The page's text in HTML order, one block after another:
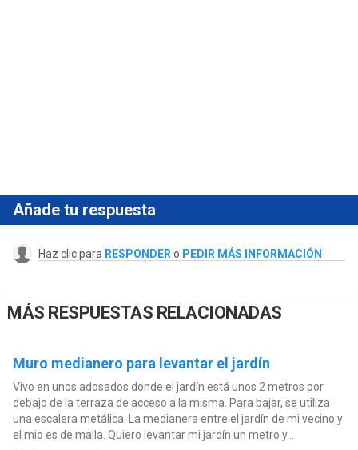
Añade tu respuesta
Haz clic para RESPONDER o PEDIR MÁS INFORMACIÓN
MÁS RESPUESTAS RELACIONADAS
Muro medianero para levantar el jardín
Vivo en unos adosados donde el jardín está unos 2 metros por
debajo de la terraza de acceso a la misma. Para bajar, se utiliza
una escalera metálica. La medianera entre el jardín de mi vecino y
el mio es de malla. Quiero levantar mi jardín un metro y...